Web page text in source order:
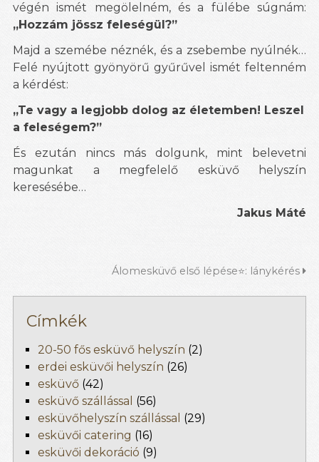
végén ismét megölelném, és a fülébe súgnám:
„Hozzám jössz feleségül?”
Majd a szemébe néznék, és a zsebembe nyúlnék…
Felé nyújtott gyönyörű gyűrűvel ismét feltenném
a kérdést:
„Te vagy a legjobb dolog az életemben! Leszel
a feleségem?”
És ezután nincs más dolgunk, mint belevetni
magunkat a megfelelő esküvő helyszín
keresésébe…
Jakus Máté
Álomesküvő első lépése⭐: lánykérés
Címkék
20-50 fős esküvő helyszín (2)
erdei esküvői helyszín (26)
esküvő (42)
esküvő szállással (56)
esküvőhelyszín szállással (29)
esküvői catering (16)
esküvői dekoráció (9)